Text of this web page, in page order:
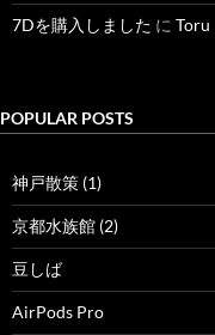
7Dを購入しました に Toru
POPULAR POSTS
神戸散策 (1)
京都水族館 (2)
豆しば
AirPods Pro